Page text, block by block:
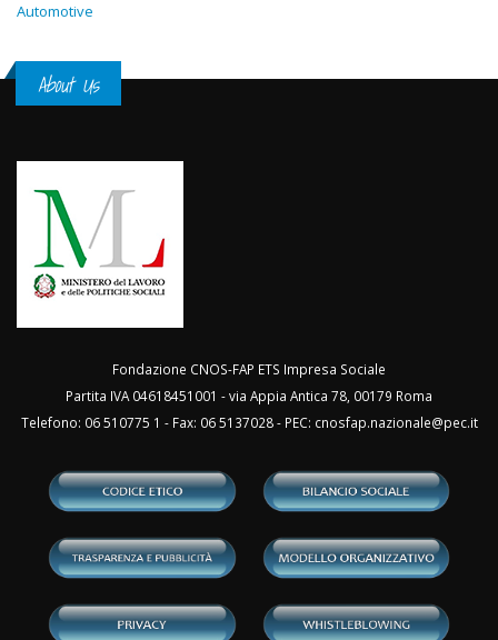
Automotive
About Us
Fondazione CNOS-FAP ETS Impresa Sociale
Partita IVA 04618451001 - via Appia Antica 78, 00179 Roma
Telefono: 06 510775 1 - Fax: 06 5137028 - PEC: cnosfap.nazionale@pec.it